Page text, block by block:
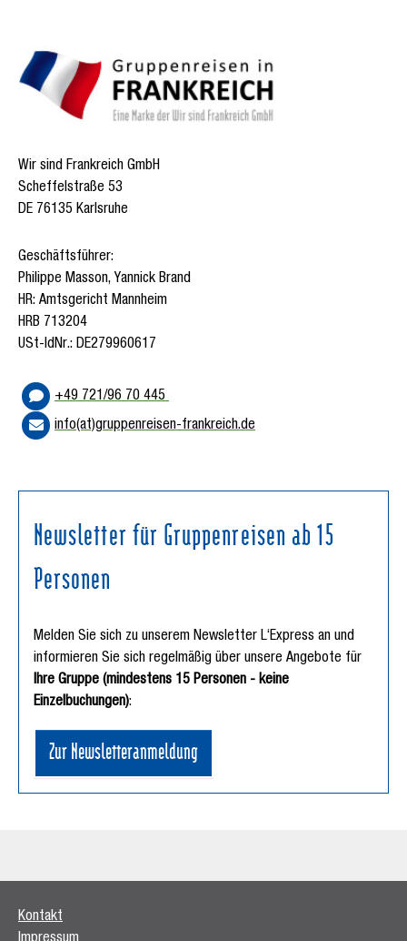
Wir sind Frankreich GmbH
Scheffelstraße 53
DE 76135 Karlsruhe
Geschäftsführer:
Philippe Masson, Yannick Brand
HR: Amtsgericht Mannheim
HRB 713204
USt-IdNr.: DE279960617
+49 721/96 70 445
info(at)gruppenreisen-frankreich.de
Newsletter für Gruppenreisen ab 15
Personen
Melden Sie sich zu unserem Newsletter L‘Express an und
informieren Sie sich regelmäßig über unsere Angebote für
Ihre Gruppe (mindestens 15 Personen - keine
Einzelbuchungen):
Zur Newsletteranmeldung
Kontakt